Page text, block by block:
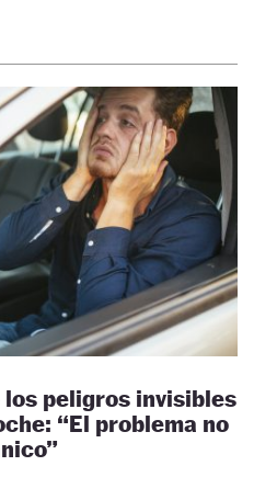
peligros invisibles
“El problema no